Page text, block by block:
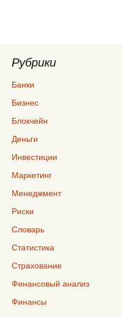
Рубрики
Банки
Бизнес
Блокчейн
Деньги
Инвестиции
Маркетинг
Менеджмент
Риски
Словарь
Статистика
Страхование
Финансовый анализ
Финансы